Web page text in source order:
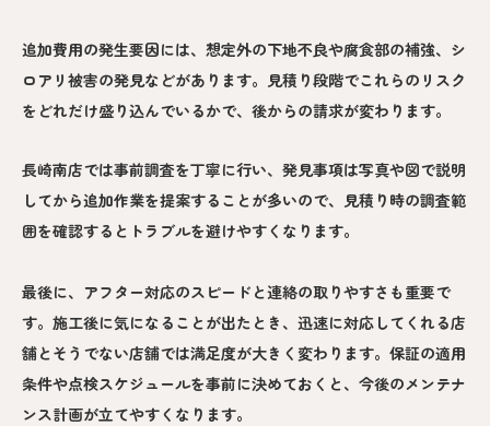
追加費用の発生要因には、想定外の下地不良や腐食部の補強、シ
ロアリ被害の発見などがあります。見積り段階でこれらのリスク
をどれだけ盛り込んでいるかで、後からの請求が変わります。
長崎南店では事前調査を丁寧に行い、発見事項は写真や図で説明
してから追加作業を提案することが多いので、見積り時の調査範
囲を確認するとトラブルを避けやすくなります。
最後に、アフター対応のスピードと連絡の取りやすさも重要で
す。施工後に気になることが出たとき、迅速に対応してくれる店
舗とそうでない店舗では満足度が大きく変わります。保証の適用
条件や点検スケジュールを事前に決めておくと、今後のメンテナ
ンス計画が立てやすくなります。